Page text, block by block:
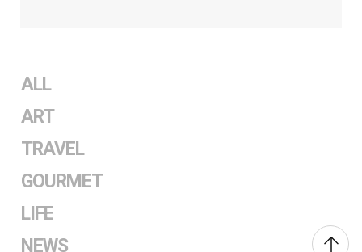
ALL
ART
TRAVEL
GOURMET
LIFE
NEWS